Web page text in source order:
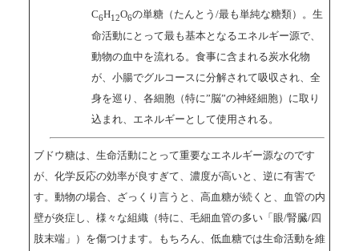
C6H12O6の単糖（たんとう/最も単純な糖類）。生
命活動にとって最も基本となるエネルギー源で、
動物の血中を流れる。食事に含まれる炭水化物
が、小腸でグルコースに分解されて吸収され、全
身を巡り、各細胞（特に”脳”の神経細胞）に取り
込まれ、エネルギーとして使用される。
ブドウ糖は、生命活動にとって重要なエネルギー源なのです
が、化学反応の効率が良すぎて、濃度が高いと、逆に有害で
す。動物の場合、ざっくり言うと、高血糖が続くと、血管の内
壁が炎症し、様々な組織（特に、毛細血管の多い「眼/腎臓/四
肢末端」）を傷つけます。もちろん、低血糖では生命活動を維